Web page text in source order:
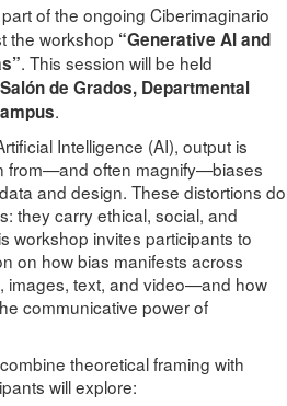
of the ongoing Ciberimaginario
the workshop “Generative AI and
. This session will be held
de Grados, Departmental
.
Intelligence (AI), output is
from—and often magnify—biases
and design. These distortions do
they carry ethical, social, and
workshop invites participants to
on how bias manifests across
text, and video—and how
communicative power of
theoretical framing with
will explore: